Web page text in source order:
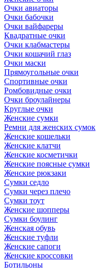
Очки авиаторы
Очки бабочки
Очки вайфареры
Квадратные очки
Очки клабмастеры
Очки кошачий глаз
Очки маски
Прямоугольные очки
Спортивные очки
Ромбовидные очки
Очки броулайнеры
Круглые очки
Женские сумки
Ремни для женских сумок
Женские кошельки
Женские клатчи
Женские косметички
Женские поясные сумки
Женские рюкзаки
Сумки седло
Сумки через плечо
Сумки тоут
Женские шопперы
Сумки боулинг
Женская обувь
Женские туфли
Женские сапоги
Женские кроссовки
Ботильоны